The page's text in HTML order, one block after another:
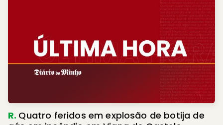
R. Quatro feridos em explosão de botija de